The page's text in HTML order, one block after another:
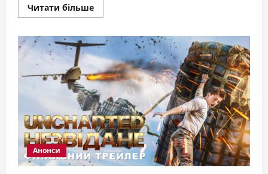
Читати більшеДокладніше
про
чемпіонат
#ЖивийЗвук2022
відбудеться
січня
Анонси